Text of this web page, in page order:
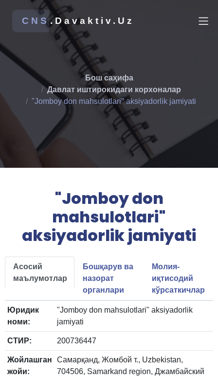
CNS .Davaktiv.Uz
Бош саҳифа
Давлат иштирокидаги корхоналар
"Jomboy don mahsulotlari" aksiyadorlik jamiyati
"Jomboy don
mahsulotlari"
aksiyadorlik jamiyati
Асосий
маълумотлар
Бошқарув ва
назорат
органлари
Молия-
иқтисодий
кўрсаткичлар
Юридик
номи:
"Jomboy don mahsulotlari" aksiyadorlik
jamiyati
СТИР: 200736447
Жойлашган
жойи:
Самарқанд, Жомбой т., Uzbekistan,
704506, Samarkand region, Джамбайский